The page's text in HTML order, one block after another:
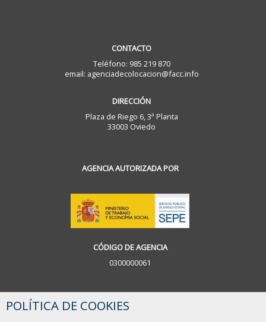
CONTACTO
Teléfono: 985 219 870
email: agenciadecolocacion@facc.info
DIRECCIÓN
Plaza de Riego 6, 3ª Planta
33003 Oviedo
AGENCIA AUTORIZADA POR
CÓDIGO DE AGENCIA
0300000061
HORARIO
POLÍTICA DE COOKIES